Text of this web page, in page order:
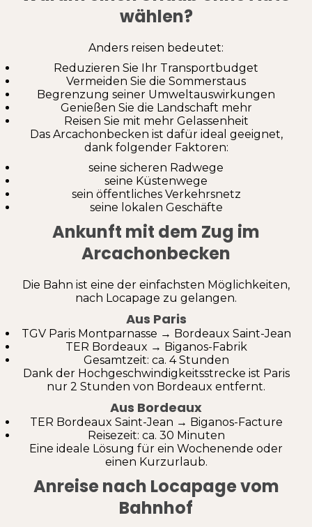
wählen?
Anders reisen bedeutet:
Reduzieren Sie Ihr Transportbudget
Vermeiden Sie die Sommerstaus
Begrenzung seiner Umweltauswirkungen
Genießen Sie die Landschaft mehr
Reisen Sie mit mehr Gelassenheit
Das Arcachonbecken ist dafür ideal geeignet,
dank folgender Faktoren:
seine sicheren Radwege
seine Küstenwege
sein öffentliches Verkehrsnetz
seine lokalen Geschäfte
Ankunft mit dem Zug im
Arcachonbecken
Die Bahn ist eine der einfachsten Möglichkeiten,
nach Locapage zu gelangen.
Aus Paris
TGV Paris Montparnasse → Bordeaux Saint-Jean
TER Bordeaux → Biganos-Fabrik
Gesamtzeit: ca. 4 Stunden
Dank der Hochgeschwindigkeitsstrecke ist Paris
nur 2 Stunden von Bordeaux entfernt.
Aus Bordeaux
TER Bordeaux Saint-Jean → Biganos-Facture
Reisezeit: ca. 30 Minuten
Eine ideale Lösung für ein Wochenende oder
einen Kurzurlaub.
Anreise nach Locapage vom
Bahnhof